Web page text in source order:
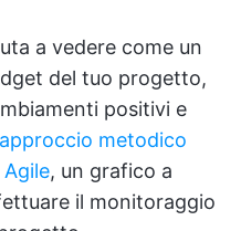
a vedere come un
del tuo progetto,
positivi e
metodico
, un grafico a
il monitoraggio